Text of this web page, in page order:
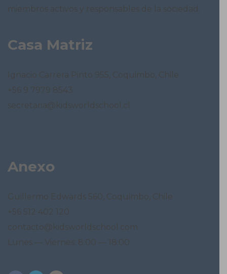
miembros activos y responsables de la sociedad.
Casa Matriz
Ignacio Carrera Pinto 955, Coquimbo, Chile
+56 9 7979 8543
secretaria@kidsworldschool.cl
Anexo
Guillermo Edwards 560, Coquimbo, Chile
+56 512 402 120
contacto@kidsworldschool.com
Lunes — Viernes: 8:00 — 18:00